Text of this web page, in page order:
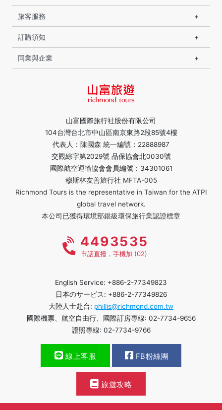
山富國際旅行社股份有限公司
104台灣台北市中山區南京東路2段85號4樓
代表人：陳國森 統一編號：22888987
交觀綜字第2029號 品保協會北0030號
國際航空運輸協會會員編號：34301061
穆斯林友善旅行社 MFTA-005
Richmond Tours is the representative in Taiwan for the ATPI
global travel network.
本公司已獲得環境部銀級環保旅行業認證標章
旅客服務
訂購須知
同業與企業
4493535
市話直撥，手機加 (02)
English Service: +886-2-77349823
日本のサービス: +886-2-77349826
大陸人士赴台: phillis@richmond.com.tw
國際機票、航空自由行、國際訂房專線: 02-7734-9656
證照專線: 02-7734-9766
線上客服 FB粉絲團
旅遊攻略